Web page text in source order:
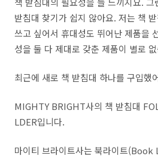
받침대 찾기가 쉽지 않아요. 저는 책
쓰고 싶어서 휴대성도 뛰어난 제품을
성을 둘 다 제대로 갖춘 제품이 별로
최근에 새로 책 받침대 하나를 구입했
MIGHTY BRIGHT사의 책 받침대
LDER입니다.
마이티 브라이트사는 북라이트